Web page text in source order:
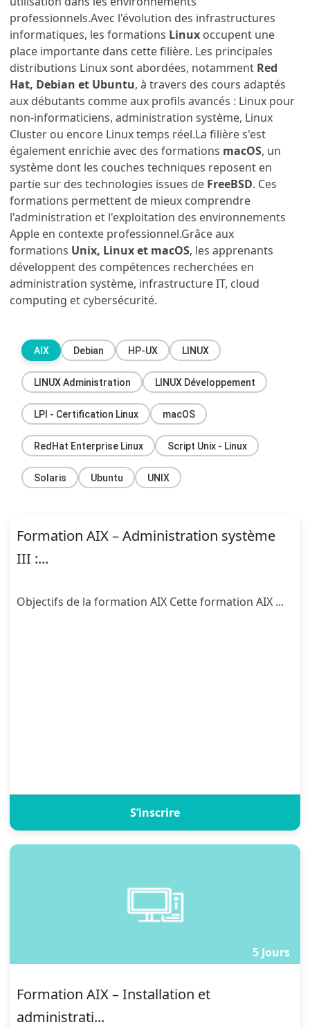
professionnels.Avec l'évolution des infrastructures
informatiques, les formations Linux occupent une
place importante dans cette filière. Les principales
distributions Linux sont abordées, notamment Red
Hat, Debian et Ubuntu, à travers des cours adaptés
aux débutants comme aux profils avancés : Linux pour
non-informaticiens, administration système, Linux
Cluster ou encore Linux temps réel.La filière s'est
également enrichie avec des formations macOS, un
système dont les couches techniques reposent en
partie sur des technologies issues de FreeBSD. Ces
formations permettent de mieux comprendre
l'administration et l'exploitation des environnements
Apple en contexte professionnel.Grâce aux
formations Unix, Linux et macOS, les apprenants
développent des compétences recherchées en
administration système, infrastructure IT, cloud
computing et cybersécurité.
AIX Debian HP-UX LINUX
LINUX Administration LINUX Développement
LPI - Certification Linux macOS
RedHat Enterprise Linux Script Unix - Linux
Solaris Ubuntu UNIX
Formation AIX – Administration système
III :...
Objectifs de la formation AIX Cette formation AIX ...
S’inscrire
5 Jours
Formation AIX – Installation et
administrati...